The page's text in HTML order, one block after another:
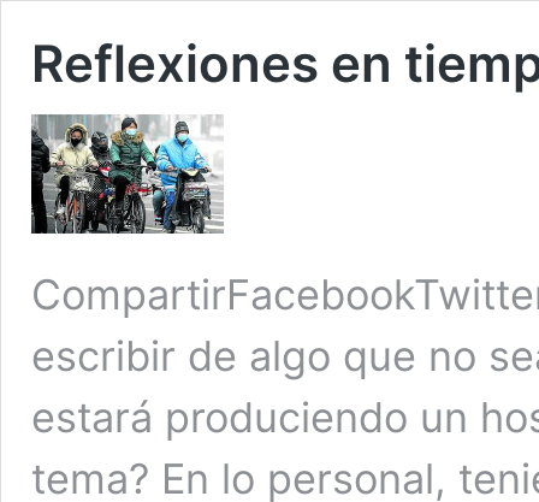
Reflexiones en
escribir de algo que no
estará produciendo un
tema? En lo personal,